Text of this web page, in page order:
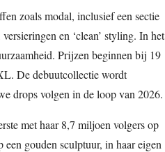
zoals modal, inclusief een sectie
en ‘clean’ styling. In het
Prijzen beginnen bij 19
De debuutcollectie wordt
drops volgen in de loop van 2026.
met haar 8,7 miljoen volgers op
gouden sculptuur, in haar eigen